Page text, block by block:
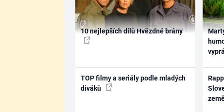
10 nejlepších dílů Hvězdné brány
TOP filmy a seriály podle mladých
diváků